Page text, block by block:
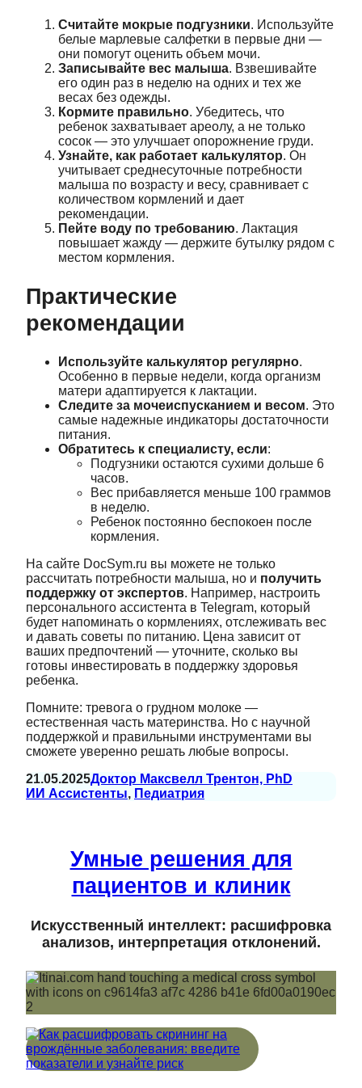
Считайте мокрые подгузники. Используйте
белые марлевые салфетки в первые дни —
они помогут оценить объем мочи.
Записывайте вес малыша. Взвешивайте
его один раз в неделю на одних и тех же
весах без одежды.
Кормите правильно. Убедитесь, что
ребенок захватывает ареолу, а не только
сосок — это улучшает опорожнение груди.
Узнайте, как работает калькулятор. Он
учитывает среднесуточные потребности
малыша по возрасту и весу, сравнивает с
количеством кормлений и дает
рекомендации.
Пейте воду по требованию. Лактация
повышает жажду — держите бутылку рядом с
местом кормления.
Практические
рекомендации
Используйте калькулятор регулярно.
Особенно в первые недели, когда организм
матери адаптируется к лактации.
Следите за мочеиспусканием и весом. Это
самые надежные индикаторы достаточности
питания.
Обратитесь к специалисту, если:
Подгузники остаются сухими дольше 6
часов.
Вес прибавляется меньше 100 граммов
в неделю.
Ребенок постоянно беспокоен после
кормления.
На сайте DocSym.ru вы можете не только
рассчитать потребности малыша, но и получить
поддержку от экспертов. Например, настроить
персонального ассистента в Telegram, который
будет напоминать о кормлениях, отслеживать вес
и давать советы по питанию. Цена зависит от
ваших предпочтений — уточните, сколько вы
готовы инвестировать в поддержку здоровья
ребенка.
Помните: тревога о грудном молоке —
естественная часть материнства. Но с научной
поддержкой и правильными инструментами вы
сможете уверенно решать любые вопросы.
21.05.2025Доктор Максвелл Трентон, PhD
ИИ Ассистенты, Педиатрия
Умные решения для
пациентов и клиник
Искусственный интеллект: расшифровка
анализов, интерпретация отклонений.